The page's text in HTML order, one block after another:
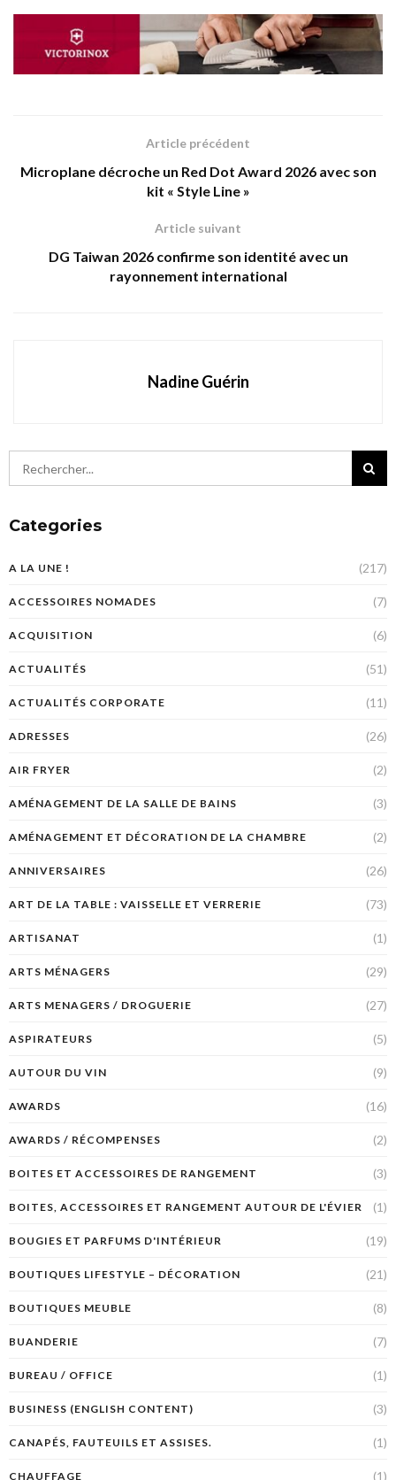
Article précédent
Microplane décroche un Red Dot Award 2026 avec son
kit « Style Line »
Article suivant
DG Taiwan 2026 confirme son identité avec un
rayonnement international
Nadine Guérin
Categories
A LA UNE ! (217)
ACCESSOIRES NOMADES (7)
ACQUISITION (6)
ACTUALITÉS (51)
ACTUALITÉS CORPORATE (11)
ADRESSES (26)
AIR FRYER (2)
AMÉNAGEMENT DE LA SALLE DE BAINS (3)
AMÉNAGEMENT ET DÉCORATION DE LA CHAMBRE (2)
ANNIVERSAIRES (26)
ART DE LA TABLE : VAISSELLE ET VERRERIE (73)
ARTISANAT (1)
ARTS MÉNAGERS (29)
ARTS MENAGERS / DROGUERIE (27)
ASPIRATEURS (5)
AUTOUR DU VIN (9)
AWARDS (16)
AWARDS / RÉCOMPENSES (2)
BOITES ET ACCESSOIRES DE RANGEMENT (3)
BOITES, ACCESSOIRES ET RANGEMENT AUTOUR DE L'ÉVIER (1)
BOUGIES ET PARFUMS D'INTÉRIEUR (19)
BOUTIQUES LIFESTYLE – DÉCORATION (21)
BOUTIQUES MEUBLE (8)
BUANDERIE (7)
BUREAU / OFFICE (1)
BUSINESS (ENGLISH CONTENT) (3)
CANAPÉS, FAUTEUILS ET ASSISES. (1)
CHAUFFAGE (1)